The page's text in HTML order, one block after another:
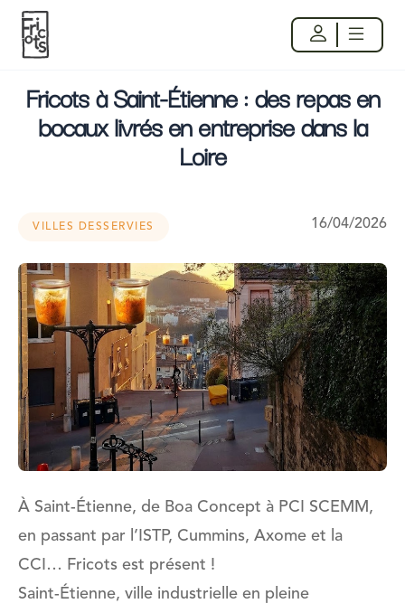
Fricots à Saint-Étienne : des repas en
bocaux livrés en entreprise dans la
Loire
VILLES DESSERVIES 16/04/2026
À Saint-Étienne, de Boa Concept à PCI SCEMM,
en passant par l’ISTP, Cummins, Axome et la
CCI… Fricots est présent !
Saint-Étienne, ville industrielle en pleine